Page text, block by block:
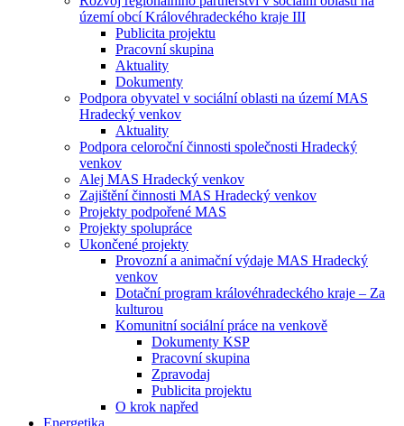
území obcí Královéhradeckého kraje III
Publicita projektu
Pracovní skupina
Aktuality
Dokumenty
Podpora obyvatel v sociální oblasti na území MAS
Hradecký venkov
Aktuality
Podpora celoroční činnosti společnosti Hradecký
venkov
Alej MAS Hradecký venkov
Zajištění činnosti MAS Hradecký venkov
Projekty podpořené MAS
Projekty spolupráce
Ukončené projekty
Provozní a animační výdaje MAS Hradecký
venkov
Dotační program královéhradeckého kraje – Za
kulturou
Komunitní sociální práce na venkově
Dokumenty KSP
Pracovní skupina
Zpravodaj
Publicita projektu
O krok napřed
Energetika